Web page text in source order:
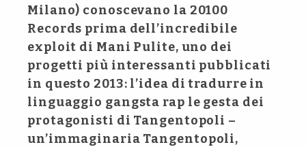
Milano) conoscevano la 20100
Records prima dell’incredibile
exploit di Mani Pulite, uno dei
progetti più interessanti pubblicati
in questo 2013: l’idea di tradurre in
linguaggio gangsta rap le gesta dei
protagonisti di Tangentopoli –
un’immaginaria Tangentopoli,